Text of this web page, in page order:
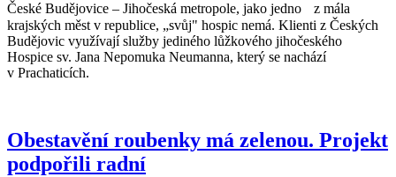
České Budějovice – Jihočeská metropole, jako jedno z mála
krajských měst v republice, „svůj" hospic nemá. Klienti z Českých
Budějovic využívají služby jediného lůžkového jihočeského
Hospice sv. Jana Nepomuka Neumanna, který se nachází
v Prachaticích.
Obestavění roubenky má zelenou. Projekt
podpořili radní